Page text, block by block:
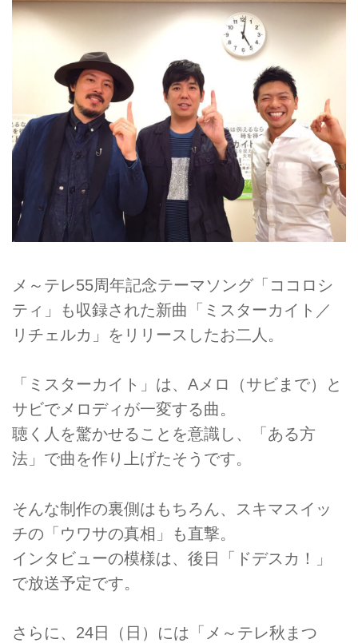
メ～テレ55周年記念テーマソング「ココロシ
ティ」も収録された新曲「ミスターカイト／
リチェルカ」をリリースしたお二人。
「ミスターカイト」は、Aメロ（サビまで）と
サビでメロディが一変する曲。
聴く人を驚かせることを意識し、「ある方
法」で曲を作り上げたそうです。
そんな制作の裏側はもちろん、スキマスイッ
チの「ウワサの真相」も直撃。
インタビューの模様は、後日「ドデスカ！」
で放送予定です。
さらに、24日（日）には「メ～テレ秋まつ